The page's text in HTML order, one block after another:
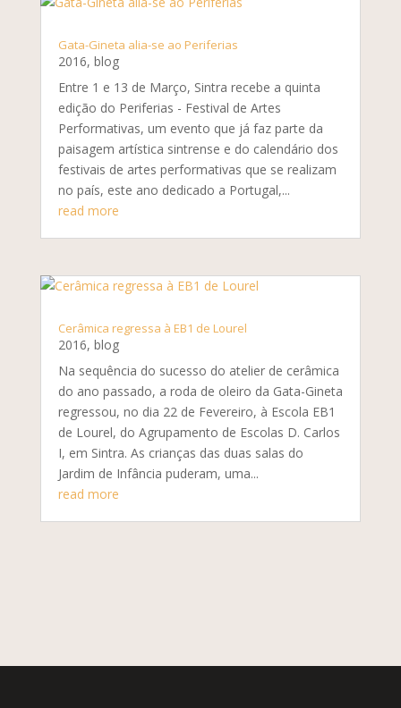
Gata-Gineta alia-se ao Periferias
2016, blog
Entre 1 e 13 de Março, Sintra recebe a quinta
edição do Periferias - Festival de Artes
Performativas, um evento que já faz parte da
paisagem artística sintrense e do calendário dos
festivais de artes performativas que se realizam
no país, este ano dedicado a Portugal,...
read more
Cerâmica regressa à EB1 de Lourel
2016, blog
Na sequência do sucesso do atelier de cerâmica
do ano passado, a roda de oleiro da Gata-Gineta
regressou, no dia 22 de Fevereiro, à Escola EB1
de Lourel, do Agrupamento de Escolas D. Carlos
I, em Sintra. As crianças das duas salas do
Jardim de Infância puderam, uma...
read more